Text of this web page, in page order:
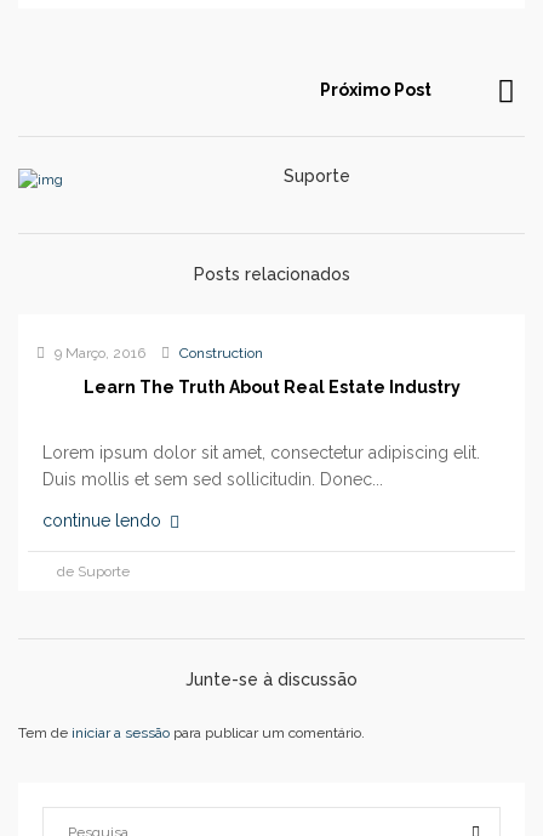
Próximo Post
Suporte
Posts relacionados
9 Março, 2016 Construction
Learn The Truth About Real Estate Industry
Lorem ipsum dolor sit amet, consectetur adipiscing elit.
Duis mollis et sem sed sollicitudin. Donec...
continue lendo
de Suporte
Junte-se à discussão
Tem de iniciar a sessão para publicar um comentário.